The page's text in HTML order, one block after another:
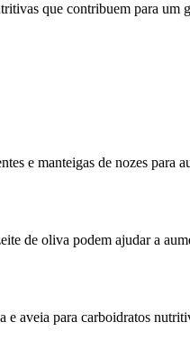
que contribuem para
e manteigas de nozes para
de oliva podem ajudar a
e aveia para carboidratos